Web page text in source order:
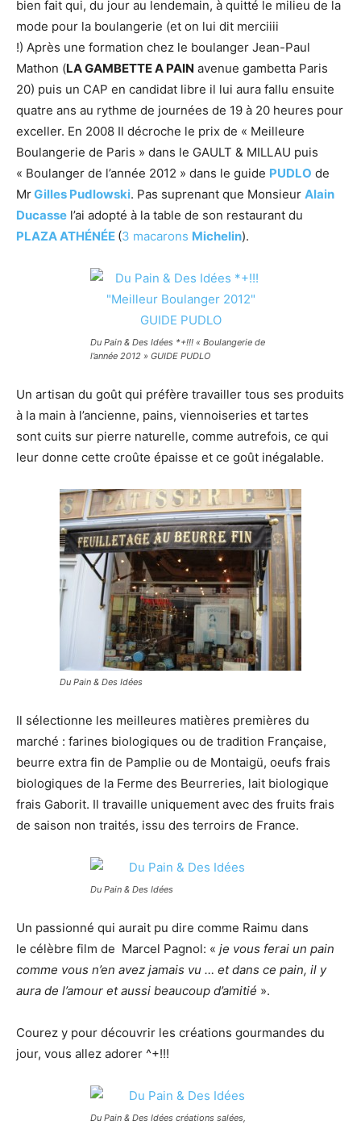
bien fait qui, du jour au lendemain, à quitté le milieu de la
mode pour la boulangerie (et on lui dit merciiii
!) Après une formation chez le boulanger Jean-Paul
Mathon (LA GAMBETTE A PAIN avenue gambetta Paris
20) puis un CAP en candidat libre il lui aura fallu ensuite
quatre ans au rythme de journées de 19 à 20 heures pour
exceller. En 2008 Il décroche le prix de « Meilleure
Boulangerie de Paris » dans le GAULT & MILLAU puis
« Boulanger de l’année 2012 » dans le guide PUDLO de
MrGilles Pudlowski. Pas suprenant que Monsieur Alain
Ducasse l’ai adopté à la table de son restaurant du
PLAZA ATHÉNÉE (3 macarons Michelin).
Du Pain & Des Idées *+!!! « Boulangerie de
l’année 2012 » GUIDE PUDLO
Un artisan du goût qui préfère travailler tous ses produits
à la main à l’ancienne, pains, viennoiseries et tartes
sont cuits sur pierre naturelle, comme autrefois, ce qui
leur donne cette croûte épaisse et ce goût inégalable.
Du Pain & Des Idées
Il sélectionne les meilleures matières premières du
marché : farines biologiques ou de tradition Française,
beurre extra fin de Pamplie ou de Montaigü, oeufs frais
biologiques de la Ferme des Beurreries, lait biologique
frais Gaborit. Il travaille uniquement avec des fruits frais
de saison non traités, issu des terroirs de France.
Du Pain & Des Idées
Un passionné qui aurait pu dire comme Raimu dans
le célèbre film de Marcel Pagnol: « je vous ferai un pain
comme vous n’en avez jamais vu … et dans ce pain, il y
aura de l’amour et aussi beaucoup d’amitié ».
Courez y pour découvrir les créations gourmandes du
jour, vous allez adorer ^+!!!
Du Pain & Des Idées créations salées,